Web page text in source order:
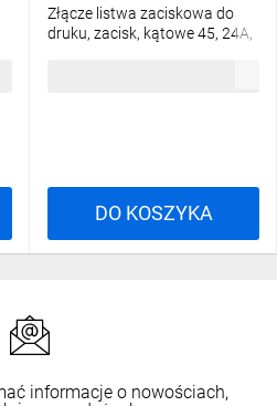
Złącze listwa zaciskowa do
druku, zacisk, kątowe 45, 24A,
DO KOSZYKA
informacje o nowościach,